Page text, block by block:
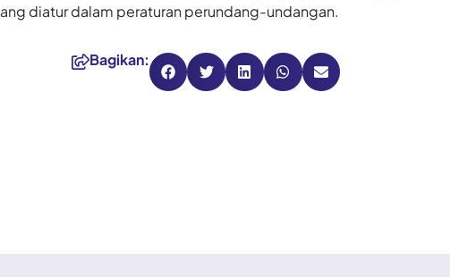
diatur dalam peraturan perundang-undangan.
Bagikan: